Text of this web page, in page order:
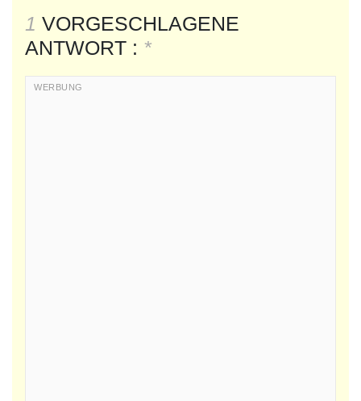
1 VORGESCHLAGENE
ANTWORT : *